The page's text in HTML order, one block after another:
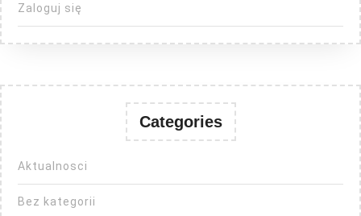
Zaloguj się
Categories
Aktualnosci
Bez kategorii